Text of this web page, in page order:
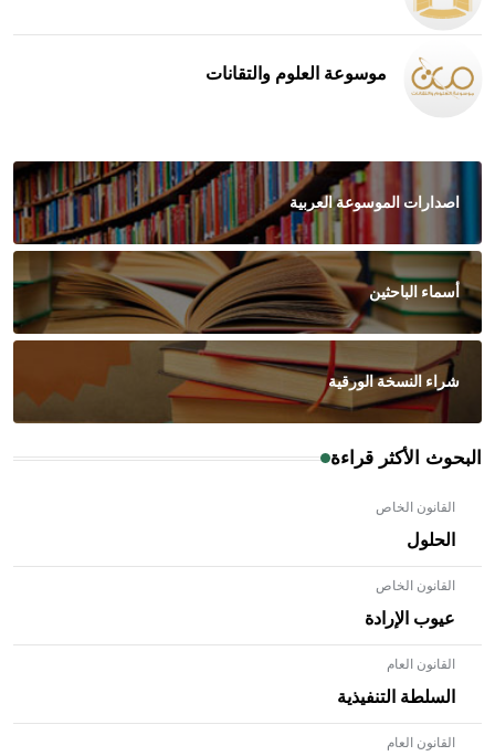
موسوعة العلوم والتقانات
اصدارات الموسوعة العربية
أسماء الباحثين
شراء النسخة الورقية
البحوث الأكثر قراءة
القانون الخاص
الحلول
القانون الخاص
عيوب الإرادة
القانون العام
السلطة التنفيذية
القانون العام
- هل تعلم أن الأبلق نوع من الفنون الهندسية التي ارتبطت